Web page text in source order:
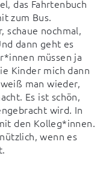
das Fahrtenbuch
zum Bus.
schaue nochmal,
dann geht es
müssen ja
Kinder mich dann
man wieder,
Es ist schön,
wird. In
den Kolleg*innen.
wenn es